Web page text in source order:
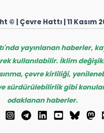
© | Çevre Hattı | 11 Kasım
yayınlanan haberler,
kullanılabilir. İklim
çevre kirliliği,
sürdürülebilirlik gibi
odaklanan haberler.